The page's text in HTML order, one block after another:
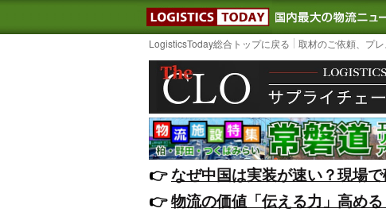
LOGISTICS
LogisticsToday総合トップに戻る 取材のご依頼、プ
👉️なぜ中国は実装が速い？現場
👉️物流の価値「伝える力」高め